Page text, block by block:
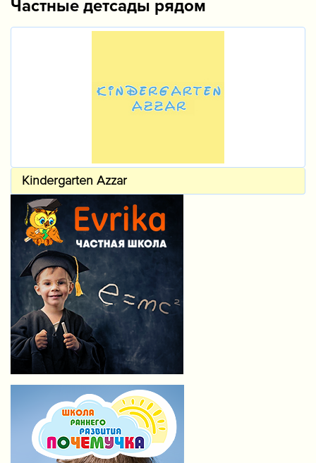
Частные детсады рядом
Kindergarten Azzar